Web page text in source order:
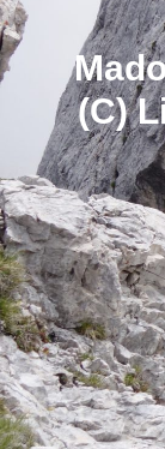
(C)